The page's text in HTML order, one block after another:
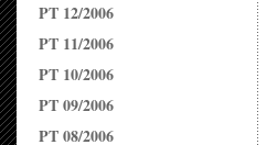
PT 12/2006
PT 11/2006
PT 10/2006
PT 09/2006
PT 08/2006